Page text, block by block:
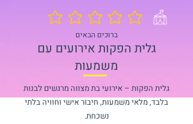
אין עדיין דירוגים
ברוכים הבאים
גלית הפקות אירועים עם
משמעות
גלית הפקות – אירועי בת מצווה מרגשים לבנות
בלבד, מלאי משמעות, חיבור אישי וחוויה בלתי
נשכחת.